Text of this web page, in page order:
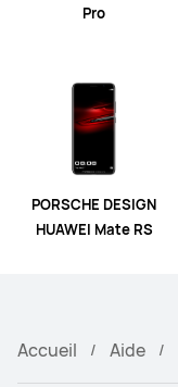
Pro
PORSCHE DESIGN
HUAWEI Mate RS
Accueil Aide